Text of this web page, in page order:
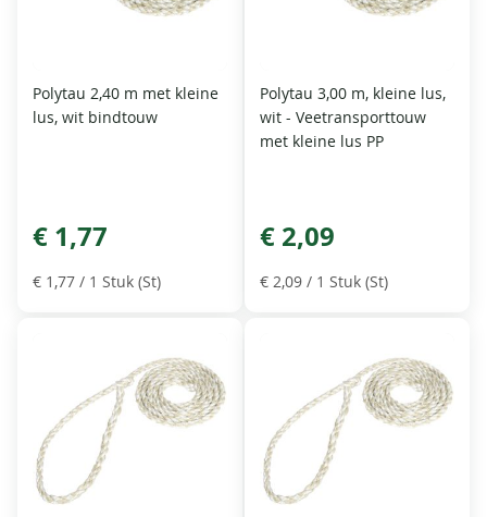
Polytau 2,40 m met kleine
lus, wit bindtouw
€ 1,77
€ 1,77 / 1 Stuk (St)
Polytau 3,00 m, kleine lus,
wit - Veetransporttouw
met kleine lus PP
€ 2,09
€ 2,09 / 1 Stuk (St)